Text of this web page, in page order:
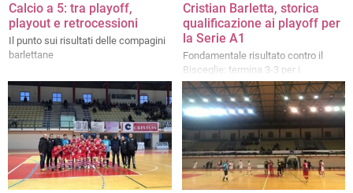
Calcio a 5: tra playoff,
playout e retrocessioni
Il punto sui risultati delle compagini
barlettane
Cristian Barletta, storica
qualificazione ai playoff per
la Serie A1
Fondamentale risultato contro il
Bisceglie: termina 3-3 per i
biancorossi